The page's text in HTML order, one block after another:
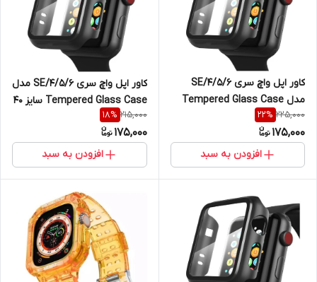
کاور اپل واچ سری 4/5/6/SE
مدل Tempered Glass Case
سایز 44 میلی متری / مشکی
225,000
22%
175,000
افزودن به سبد
کاور اپل واچ سری 4/5/6/SE مدل
Tempered Glass Case سایز 40
میلی متری / مشکی
215,000
18%
175,000
افزودن به سبد